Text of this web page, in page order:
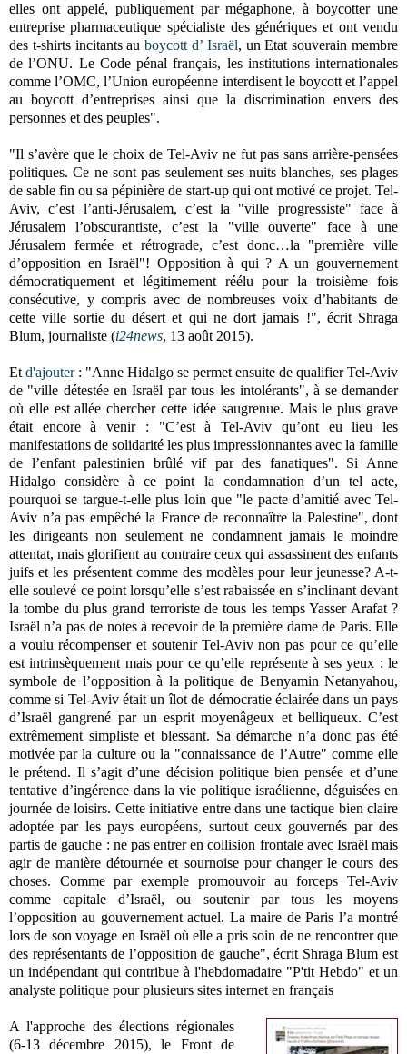
elles ont appelé, publiquement par mégaphone, à boycotter une
entreprise pharmaceutique spécialiste des génériques et ont vendu
des t-shirts incitants auboycott d’ Israël, un Etat souverain membre
de l’ONU. Le Code pénal français, les institutions internationales
comme l’OMC, l’Union européenne interdisent le boycott et l’appel
au boycott d’entreprises ainsi que la discrimination envers des
personnes et des peuples".
"Il s’avère que le choix de Tel-Aviv ne fut pas sans arrière-pensées
politiques. Ce ne sont pas seulement ses nuits blanches, ses plages
de sable fin ou sa pépinière de start-up qui ont motivé ce projet. Tel-
Aviv, c’est l’anti-Jérusalem, c’est la "ville progressiste" face à
Jérusalem l’obscurantiste, c’est la "ville ouverte" face à une
Jérusalem fermée et rétrograde, c’est donc…la "première ville
d’opposition en Israël"! Opposition à qui ? A un gouvernement
démocratiquement et légitimement réélu pour la troisième fois
consécutive, y compris avec de nombreuses voix d’habitants de
cette ville sortie du désert et qui ne dort jamais !", écrit Shraga
Blum, journaliste (i24news, 13 août 2015).
Et d'ajouter: "Anne Hidalgo se permet ensuite de qualifier Tel-Aviv
de "ville détestée en Israël par tous les intolérants", à se demander
où elle est allée chercher cette idée saugrenue. Mais le plus grave
était encore à venir : "C’est à Tel-Aviv qu’ont eu lieu les
manifestations de solidarité les plus impressionnantes avec la famille
de l’enfant palestinien brûlé vif par des fanatiques". Si Anne
Hidalgo considère à ce point la condamnation d’un tel acte,
pourquoi se targue-t-elle plus loin que "le pacte d’amitié avec Tel-
Aviv n’a pas empêché la France de reconnaître la Palestine", dont
les dirigeants non seulement ne condamnent jamais le moindre
attentat, mais glorifient au contraire ceux qui assassinent des enfants
juifs et les présentent comme des modèles pour leur jeunesse? A-t-
elle soulevé ce point lorsqu’elle s’est rabaissée en s’inclinant devant
la tombe du plus grand terroriste de tous les temps Yasser Arafat ?
Israël n’a pas de notes à recevoir de la première dame de Paris. Elle
a voulu récompenser et soutenir Tel-Aviv non pas pour ce qu’elle
est intrinsèquement mais pour ce qu’elle représente à ses yeux : le
symbole de l’opposition à la politique de Benyamin Netanyahou,
comme si Tel-Aviv était un îlot de démocratie éclairée dans un pays
d’Israël gangrené par un esprit moyenâgeux et belliqueux. C’est
extrêmement simpliste et blessant. Sa démarche n’a donc pas été
motivée par la culture ou la "connaissance de l’Autre" comme elle
le prétend. Il s’agit d’une décision politique bien pensée et d’une
tentative d’ingérence dans la vie politique israélienne, déguisées en
journée de loisirs. Cette initiative entre dans une tactique bien claire
adoptée par les pays européens, surtout ceux gouvernés par des
partis de gauche : ne pas entrer en collision frontale avec Israël mais
agir de manière détournée et sournoise pour changer le cours des
choses. Comme par exemple promouvoir au forceps Tel-Aviv
comme capitale d’Israël, ou soutenir par tous les moyens
l’opposition au gouvernement actuel. La maire de Paris l’a montré
lors de son voyage en Israël où elle a pris soin de ne rencontrer que
des représentants de l’opposition de gauche", écrit Shraga Blum est
un indépendant qui contribue à l'hebdomadaire "P'tit Hebdo" et un
analyste politique pour plusieurs sites internet en français
A l'approche des élections régionales
(6-13 décembre 2015), le Front de